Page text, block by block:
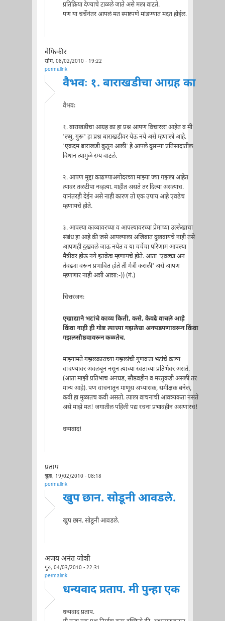
प्रतिक्रिया देण्याचे टाळले जाते असे मला वाटते.
पण या चर्चेनंतर आपलं मत स्पष्टपणे मांडण्यात मदत होईल.
बेफिकीर
सोम, 08/02/2010 - 19:22
permalink
वैभवः १. बाराखडीचा आग्रह का
वैभवः
१. बाराखडीचा आग्रह का हा प्रश्न आपण विचारला आहेत व मी
'लघु, गुरू' हा प्रश्न बाराखडीवर येऊ नये असे म्हणालो आहे.
'एकदम बाराखडी कुठून आली' हे आपले दुसर्‍या प्रतिसादातील
विधान त्यामुळे रम्य वाटले.
२. आपण मुद्दा काढण्याअगोदरच्या माझ्या ज्या गझला आहेत
त्यावर तळटीपा नव्हत्या. माहीत असते तर दिल्या असत्याच.
यानंतरही देईन असे नाही कारण तो एक उपाय आहे एवढेच
म्हणायचे होते.
३. आपल्या काव्यावरच्या व आपल्यावरच्या प्रेमाच्या उल्लेखाचा
संबंध हा आहे की जसे आपल्याला अजिबात दुखवायचे नाही तसे
आपणही दुखवले जाऊ नयेत व या चर्चेचा परिणाम आपल्या
मैत्रीवर होऊ नये इतकेच म्हणायचे होते. आता 'एवढ्या अन
तेवढ्या वरून प्रभावित होते ती मैत्री कसली' असे आपण
म्हणणार नाही अशी आशा:-)) (गं.)
चित्तरंजनः
एखाद्याने भटांचे काव्य किती, कसे, केवढे वाचले आहे
किंवा नाही ही गोष्ट त्याच्या गझलेचा अनघडपणावरून किंवा
गझलसौष्ठवावरून कळतेच.
माझ्यामते गझलकाराच्या गझलांची गुणवत्ता भटांचे काव्य
वाचण्यावर अवलंबून नसून त्याच्या स्वतःच्या प्रतिभेवर असते.
(आता माझी प्रतिभाच अनघड, सौष्ठवहीन व मरतुकडी असली तर
मान्य आहे). पण वाचनातून माणूस अभ्यासक, समीक्षक बनेल,
कवी हा मुळातच कवी असतो. त्याला वाचनाची आवश्यकता नसते
असे माझे मत! जगातील पहिली पद्य रचना प्रभावहीन असणारच!
धन्यवाद!
प्रताप
शुक्र, 19/02/2010 - 08:18
permalink
खुप छान. सोडूनी आवडले.
खुप छान. सोडूनी आवडले.
अजय अनंत जोशी
गुरु, 04/03/2010 - 22:31
permalink
धन्यवाद प्रताप. मी पुन्हा एक
धन्यवाद प्रताप.